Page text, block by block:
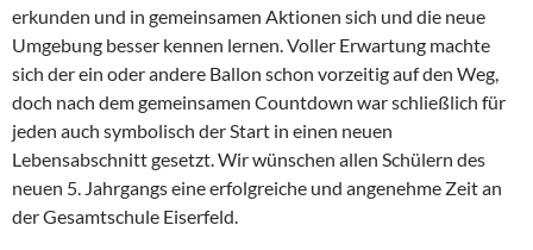
erkunden und in gemeinsamen Aktionen sich und die neue
Umgebung besser kennen lernen. Voller Erwartung machte
sich der ein oder andere Ballon schon vorzeitig auf den Weg,
doch nach dem gemeinsamen Countdown war schließlich für
jeden auch symbolisch der Start in einen neuen
Lebensabschnitt gesetzt. Wir wünschen allen Schülern des
neuen 5. Jahrgangs eine erfolgreiche und angenehme Zeit an
der Gesamtschule Eiserfeld.